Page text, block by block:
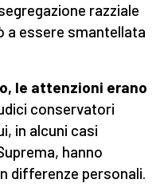
razziale
a essere smantellata
le attenzioni erano
conservatori
in alcuni casi
hanno
differenze personali.